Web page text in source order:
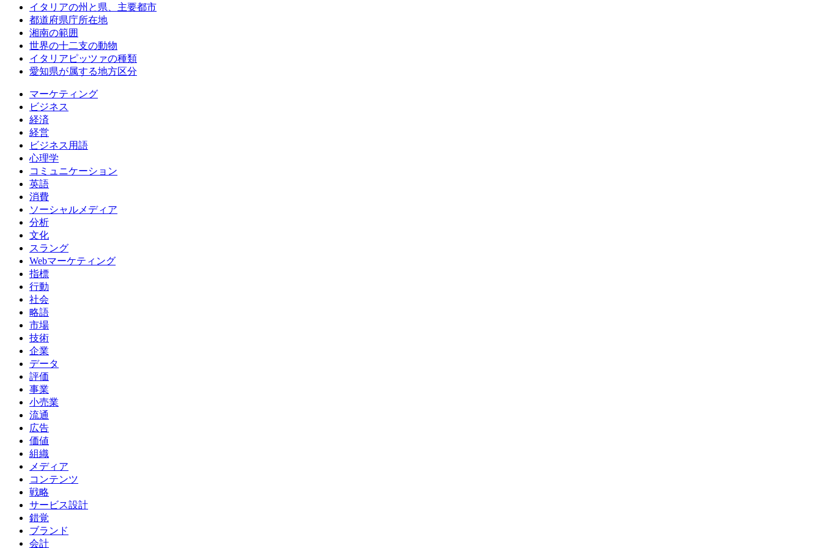
イタリアの州と県、主要都市
都道府県庁所在地
湘南の範囲
世界の十二支の動物
イタリアピッツァの種類
愛知県が属する地方区分
マーケティング
ビジネス
経済
経営
ビジネス用語
心理学
コミュニケーション
英語
消費
ソーシャルメディア
分析
文化
スラング
Webマーケティング
指標
行動
社会
略語
市場
技術
企業
データ
評価
事業
小売業
流通
広告
価値
組織
メディア
コンテンツ
戦略
サービス設計
錯覚
ブランド
会計